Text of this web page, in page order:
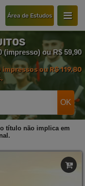
Área de Estudos
(impresso) ou R$ 59,90
impressos ou R$ 119,80
OK
título não implica em